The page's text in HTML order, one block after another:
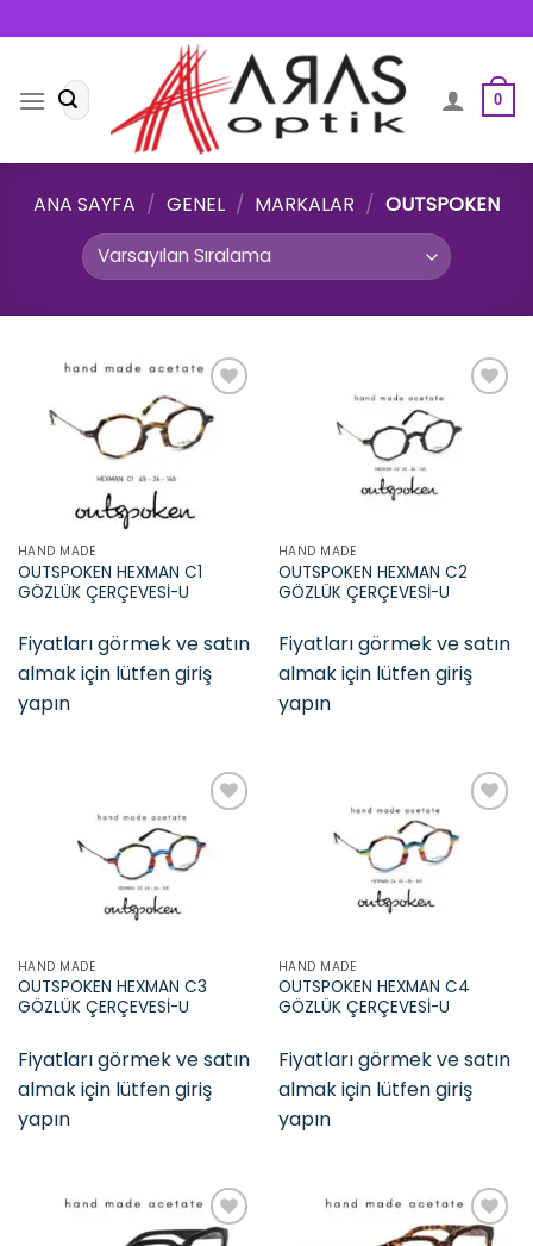
to
content
Ara: 0
ANA SAYFA / GENEL / MARKALAR / OUTSPOKEN
HAND MADE
OUTSPOKEN HEXMAN C1
GÖZLÜK ÇERÇEVESİ-U
Fiyatları görmek ve satın
almak için lütfen giriş
yapın
HAND MADE
OUTSPOKEN HEXMAN C2
GÖZLÜK ÇERÇEVESİ-U
Fiyatları görmek ve satın
almak için lütfen giriş
yapın
Add to
HAND MADE
OUTSPOKEN HEXMAN C3
GÖZLÜK ÇERÇEVESİ-U
Fiyatları görmek ve satın
almak için lütfen giriş
yapın
HAND MADE
OUTSPOKEN HEXMAN C4
GÖZLÜK ÇERÇEVESİ-U
Fiyatları görmek ve satın
almak için lütfen giriş
yapın